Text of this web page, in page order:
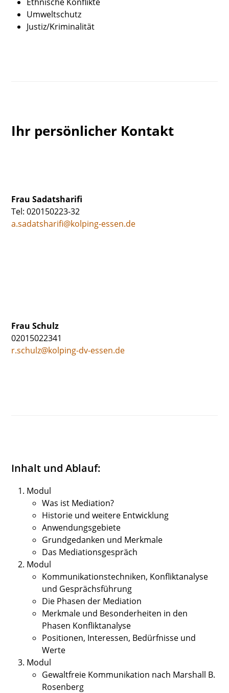
Umweltschutz
Justiz/Kriminalität
Ihr persönlicher Kontakt
Frau Sadatsharifi
Tel: 020150223-32
a.sadatsharifi@kolping-essen.de
Frau Schulz
02015022341
r.schulz@kolping-dv-essen.de
Inhalt und Ablauf:
Modul
Was ist Mediation?
Historie und weitere Entwicklung
Anwendungsgebiete
Grundgedanken und Merkmale
Das Mediationsgespräch
Modul
Kommunikationstechniken, Konfliktanalyse
und Gesprächsführung
Die Phasen der Mediation
Merkmale und Besonderheiten in den
Phasen Konfliktanalyse
Positionen, Interessen, Bedürfnisse und
Werte
Modul
Gewaltfreie Kommunikation nach Marshall B.
Rosenberg